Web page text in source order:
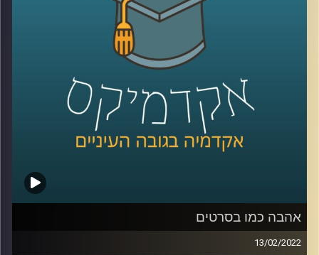
האזינו להמשך השיחה שקיימתי עם ד"ר שירי רזניק, מרצת
הקורס ייצוגים של אהבה וזוגיות בתרבות הפופולארית.
לשיחה עם ד"ר שירי רזניק על "אהבה כמו בסרטים" –
לשיחה עם ד"ר שירי רזניק על אהבה וצרכנות –לחצו כאן
אהבה כמו בסרטים
13/02/2022